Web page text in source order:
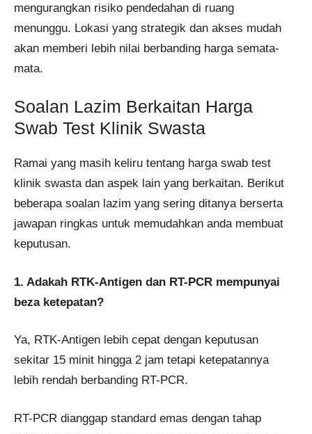
mengurangkan risiko pendedahan di ruang
menunggu. Lokasi yang strategik dan akses mudah
akan memberi lebih nilai berbanding harga semata-
mata.
Soalan Lazim Berkaitan Harga
Swab Test Klinik Swasta
Ramai yang masih keliru tentang harga swab test
klinik swasta dan aspek lain yang berkaitan. Berikut
beberapa soalan lazim yang sering ditanya berserta
jawapan ringkas untuk memudahkan anda membuat
keputusan.
1. Adakah RTK-Antigen dan RT-PCR mempunyai
beza ketepatan?
Ya, RTK-Antigen lebih cepat dengan keputusan
sekitar 15 minit hingga 2 jam tetapi ketepatannya
lebih rendah berbanding RT-PCR.
RT-PCR dianggap standard emas dengan tahap